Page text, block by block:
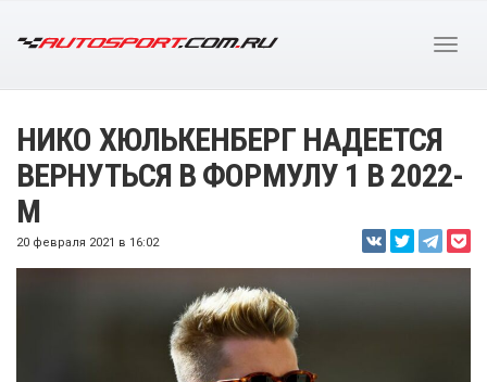
НИКО ХЮЛЬКЕНБЕРГ НАДЕЕТСЯ
ВЕРНУТЬСЯ В ФОРМУЛУ 1 В 2022-
М
20 февраля 2021 в 16:02